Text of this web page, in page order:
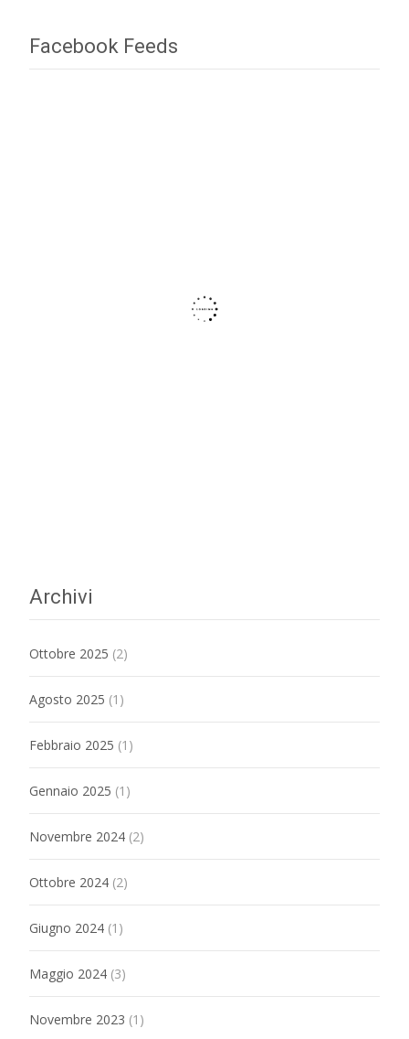
Facebook Feeds
Archivi
Ottobre 2025 (2)
Agosto 2025 (1)
Febbraio 2025 (1)
Gennaio 2025 (1)
Novembre 2024 (2)
Ottobre 2024 (2)
Giugno 2024 (1)
Maggio 2024 (3)
Novembre 2023 (1)